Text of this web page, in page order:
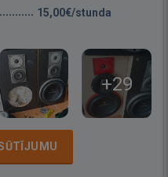
15,00€/stunda
+29